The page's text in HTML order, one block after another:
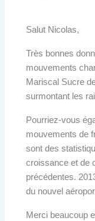
Salut Nicolas,
Très bonnes
mouvements
Mariscal Sucre
surmontant les
Pourriez-vous
mouvements de
sont des
croissance et de
précédentes.
du nouvel
Merci beaucoup